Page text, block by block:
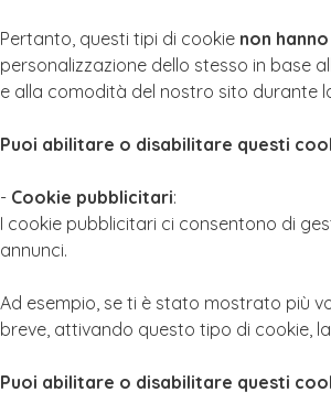
Pertanto, questi tipi di cookie non
personalizzazione dello stesso in base
e alla comodità del nostro sito durante
Puoi abilitare o disabilitare questi
- Cookie pubblicitari:
I cookie pubblicitari ci consentono di
annunci.
Ad esempio, se ti è stato mostrato più
breve, attivando questo tipo di cookie,
Puoi abilitare o disabilitare questi